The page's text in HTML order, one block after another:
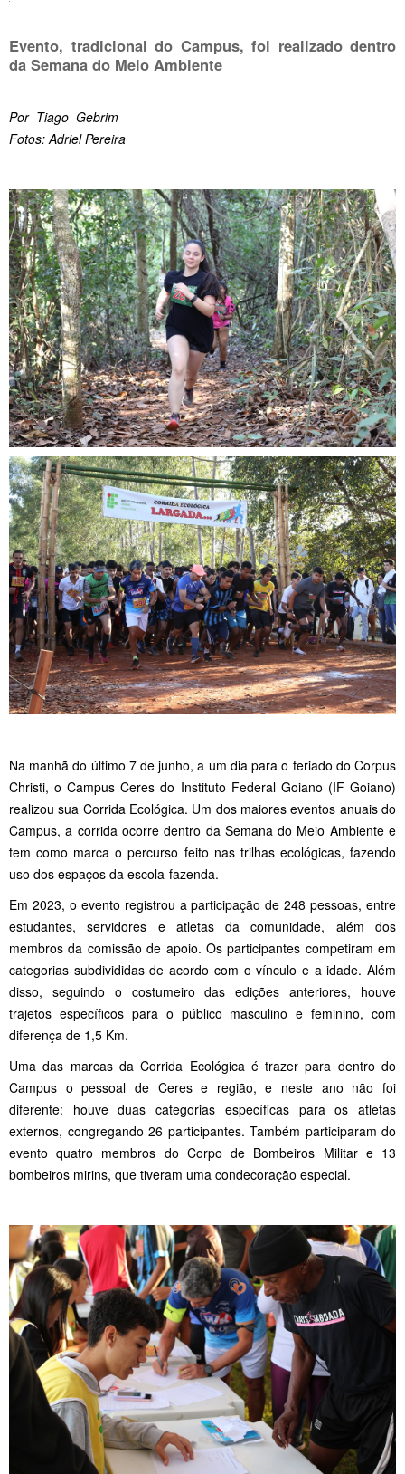
Evento, tradicional do Campus, foi realizado dentro
da Semana do Meio Ambiente
Por Tiago Gebrim
Fotos: Adriel Pereira
Na manhã do último 7 de junho, a um dia para o feriado do Corpus
Christi, o Campus Ceres do Instituto Federal Goiano (IF Goiano)
realizou sua Corrida Ecológica. Um dos maiores eventos anuais do
Campus, a corrida ocorre dentro da Semana do Meio Ambiente e
tem como marca o percurso feito nas trilhas ecológicas, fazendo
uso dos espaços da escola-fazenda.
Em 2023, o evento registrou a participação de 248 pessoas, entre
estudantes, servidores e atletas da comunidade, além dos
membros da comissão de apoio. Os participantes competiram em
categorias subdivididas de acordo com o vínculo e a idade. Além
disso, seguindo o costumeiro das edições anteriores, houve
trajetos específicos para o público masculino e feminino, com
diferença de 1,5 Km.
Uma das marcas da Corrida Ecológica é trazer para dentro do
Campus o pessoal de Ceres e região, e neste ano não foi
diferente: houve duas categorias específicas para os atletas
externos, congregando 26 participantes. Também participaram do
evento quatro membros do Corpo de Bombeiros Militar e 13
bombeiros mirins, que tiveram uma condecoração especial.